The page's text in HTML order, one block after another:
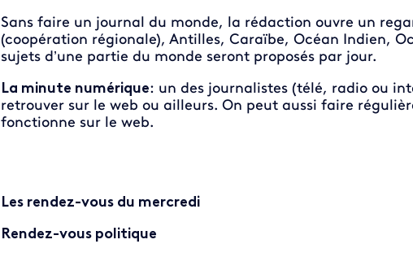
Sans faire un journal du monde, la rédaction ouvre un
(coopération régionale), Antilles, Caraïbe, Océan Indien,
sujets d’une partie du monde seront proposés par jour.
La minute numérique: un des journalistes (télé, radio ou
retrouver sur le web ou ailleurs. On peut aussi faire
fonctionne sur le web.
Les rendez-vous du mercredi
Rendez-vous politique